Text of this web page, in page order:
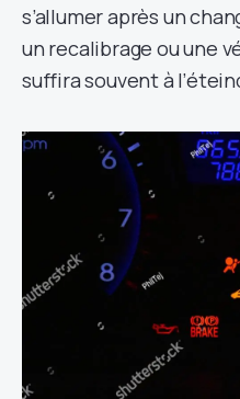
s’allumer après un
un recalibrage ou une
suffira souvent à